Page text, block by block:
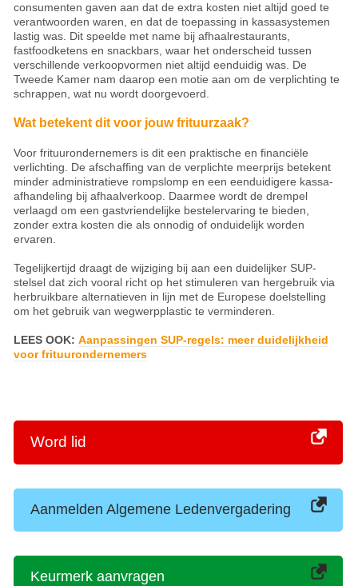
consumenten gaven aan dat de extra kosten niet altijd goed te
verantwoorden waren, en dat de toepassing in kassasystemen
lastig was. Dit speelde met name bij afhaalrestaurants,
fastfoodketens en snackbars, waar het onderscheid tussen
verschillende verkoopvormen niet altijd eenduidig was. De
Tweede Kamer nam daarop een motie aan om de verplichting te
schrappen, wat nu wordt doorgevoerd.
Wat betekent dit voor jouw frituurzaak?
Voor frituurondernemers is dit een praktische en financiële
verlichting. De afschaffing van de verplichte meerprijs betekent
minder administratieve rompslomp en een eenduidigere kassa-
afhandeling bij afhaalverkoop. Daarmee wordt de drempel
verlaagd om een gastvriendelijke bestelervaring te bieden,
zonder extra kosten die als onnodig of onduidelijk worden
ervaren.
Tegelijkertijd draagt de wijziging bij aan een duidelijker SUP-
stelsel dat zich vooral richt op het stimuleren van hergebruik via
herbruikbare alternatieven in lijn met de Europese doelstelling
om het gebruik van wegwerpplastic te verminderen.
LEES OOK: Aanpassingen SUP-regels: meer duidelijkheid
voor frituurondernemers
Word lid
Aanmelden Algemene Ledenvergadering
Keurmerk aanvragen